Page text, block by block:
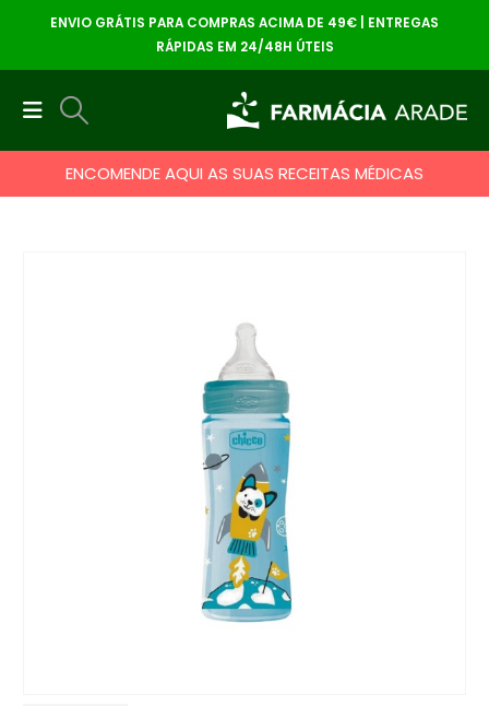
ENVIO GRÁTIS PARA COMPRAS ACIMA DE 49€ | ENTREGAS
RÁPIDAS EM 24/48H ÚTEIS
ENCOMENDE AQUI AS SUAS RECEITAS MÉDICAS